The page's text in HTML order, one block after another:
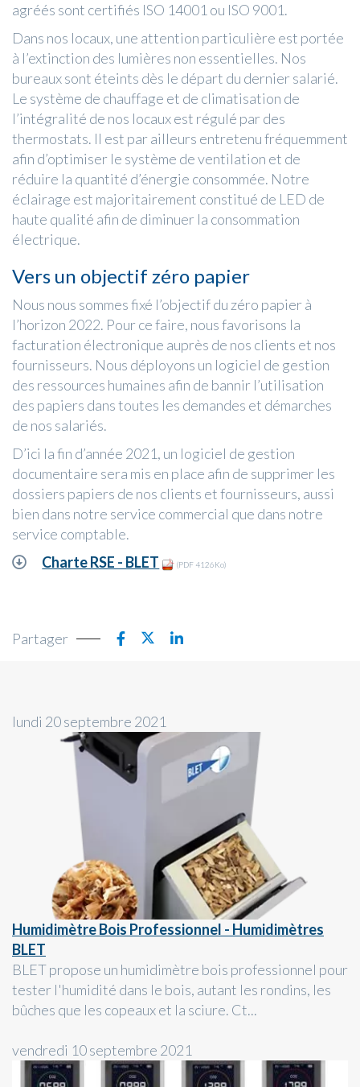
agréés sont certifiés ISO 14001 ou ISO 9001.
Dans nos locaux, une attention particulière est portée
à l’extinction des lumières non essentielles. Nos
bureaux sont éteints dès le départ du dernier salarié.
Le système de chauffage et de climatisation de
l’intégralité de nos locaux est régulé par des
thermostats. Il est par ailleurs entretenu fréquemment
afin d’optimiser le système de ventilation et de
réduire la quantité d’énergie consommée. Notre
éclairage est majoritairement constitué de LED de
haute qualité afin de diminuer la consommation
électrique.
Vers un objectif zéro papier
Nous nous sommes fixé l’objectif du zéro papier à
l’horizon 2022. Pour ce faire, nous favorisons la
facturation électronique auprès de nos clients et nos
fournisseurs. Nous déployons un logiciel de gestion
des ressources humaines afin de bannir l’utilisation
des papiers dans toutes les demandes et démarches
de nos salariés.
D’ici la fin d’année 2021, un logiciel de gestion
documentaire sera mis en place afin de supprimer les
dossiers papiers de nos clients et fournisseurs, aussi
bien dans notre service commercial que dans notre
service comptable.
Charte RSE - BLET
(PDF 4126Ko)
Partager
lundi 20 septembre 2021
Humidimètre Bois Professionnel - Humidimètres
BLET
BLET propose un humidimètre bois professionnel pour
tester l'humidité dans le bois, autant les rondins, les
bûches que les copeaux et la sciure. Ct...
vendredi 10 septembre 2021